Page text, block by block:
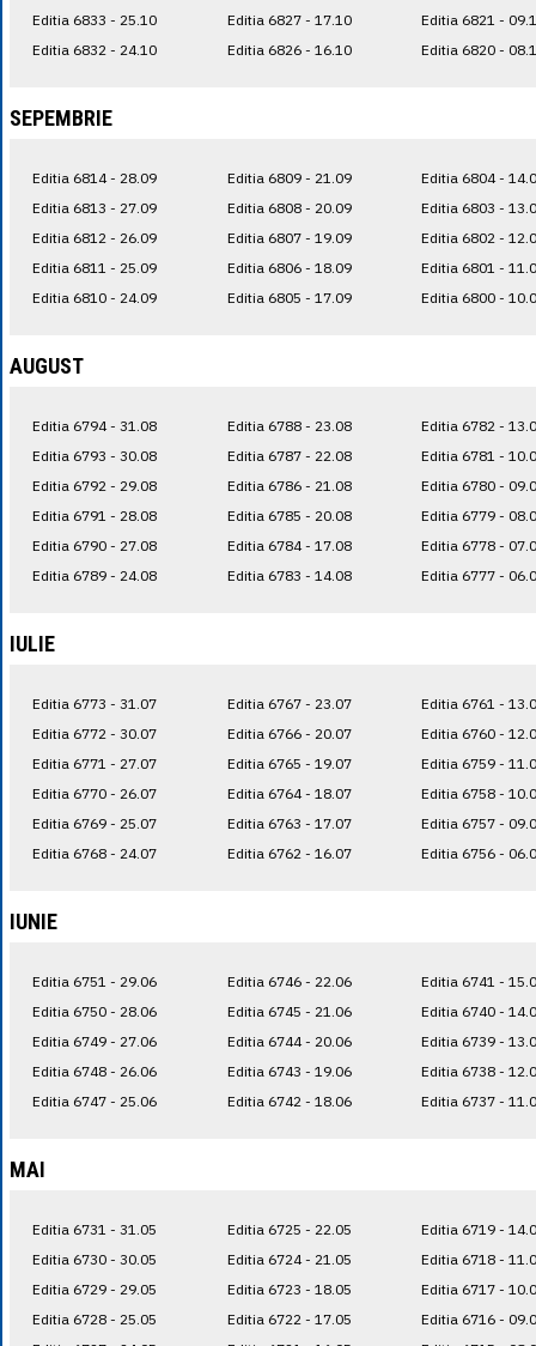
Editia 6833 - 25.10
Editia 6832 - 24.10
Editia 6827 - 17.10
Editia 6826 - 16.10
Editia 6821 -
Editia 6820 -
SEPEMBRIE
Editia 6814 - 28.09
Editia 6813 - 27.09
Editia 6812 - 26.09
Editia 6811 - 25.09
Editia 6810 - 24.09
Editia 6809 - 21.09
Editia 6808 - 20.09
Editia 6807 - 19.09
Editia 6806 - 18.09
Editia 6805 - 17.09
Editia 6804 -
Editia 6803 -
Editia 6802 -
Editia 6801 -
Editia 6800 -
AUGUST
Editia 6794 - 31.08
Editia 6793 - 30.08
Editia 6792 - 29.08
Editia 6791 - 28.08
Editia 6790 - 27.08
Editia 6789 - 24.08
Editia 6788 - 23.08
Editia 6787 - 22.08
Editia 6786 - 21.08
Editia 6785 - 20.08
Editia 6784 - 17.08
Editia 6783 - 14.08
Editia 6782 -
Editia 6781 -
Editia 6780 -
Editia 6779 -
Editia 6778 -
Editia 6777 -
IULIE
Editia 6773 - 31.07
Editia 6772 - 30.07
Editia 6771 - 27.07
Editia 6770 - 26.07
Editia 6769 - 25.07
Editia 6768 - 24.07
Editia 6767 - 23.07
Editia 6766 - 20.07
Editia 6765 - 19.07
Editia 6764 - 18.07
Editia 6763 - 17.07
Editia 6762 - 16.07
Editia 6761 -
Editia 6760 -
Editia 6759 -
Editia 6758 -
Editia 6757 -
Editia 6756 -
IUNIE
Editia 6751 - 29.06
Editia 6750 - 28.06
Editia 6749 - 27.06
Editia 6748 - 26.06
Editia 6747 - 25.06
Editia 6746 - 22.06
Editia 6745 - 21.06
Editia 6744 - 20.06
Editia 6743 - 19.06
Editia 6742 - 18.06
Editia 6741 -
Editia 6740 -
Editia 6739 -
Editia 6738 -
Editia 6737 -
MAI
Editia 6731 - 31.05
Editia 6730 - 30.05
Editia 6729 - 29.05
Editia 6728 - 25.05
Editia 6725 - 22.05
Editia 6724 - 21.05
Editia 6723 - 18.05
Editia 6722 - 17.05
Editia 6719 -
Editia 6718 -
Editia 6717 -
Editia 6716 -